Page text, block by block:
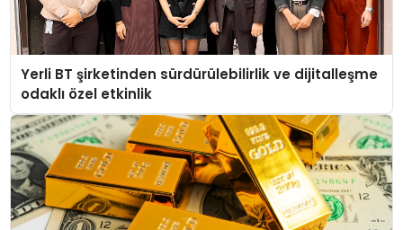
Yerli BT şirketinden sürdürülebilirlik ve dijitalleşme
odaklı özel etkinlik